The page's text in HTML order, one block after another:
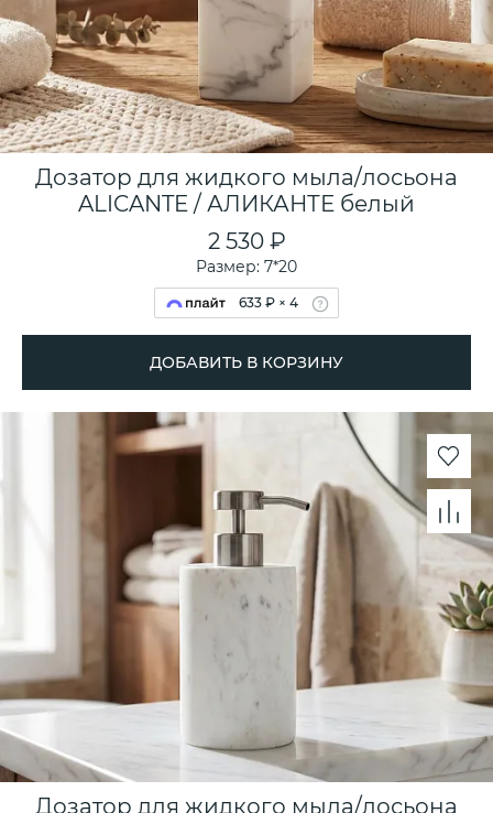
Дозатор для жидкого мыла/лосьона
ALICANTE / АЛИКАНТЕ белый
2 530 ₽
Размер: 7*20
633 ₽ × 4
ДОБАВИТЬ В КОРЗИНУ
Дозатор для жидкого мыла/лосьона